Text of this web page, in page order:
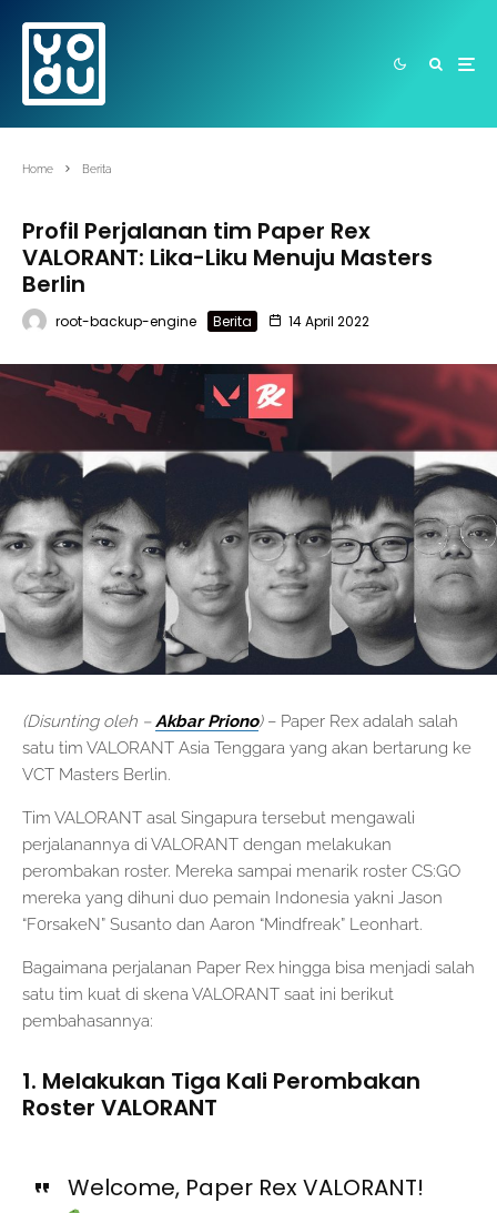
Home Berita
Profil Perjalanan tim Paper Rex
VALORANT: Lika-Liku Menuju Masters
Berlin
root-backup-engine Berita 14 April 2022
(Disunting oleh –Akbar Priono)– Paper Rex adalah salah
satu tim VALORANT Asia Tenggara yang akan bertarung ke
VCT Masters Berlin.
Tim VALORANT asal Singapura tersebut mengawali
perjalanannya di VALORANT dengan melakukan
perombakan roster. Mereka sampai menarik roster CS:GO
mereka yang dihuni duo pemain Indonesia yakni Jason
“F0rsakeN” Susanto dan Aaron “Mindfreak” Leonhart.
Bagaimana perjalanan Paper Rex hingga bisa menjadi salah
satu tim kuat di skena VALORANT saat ini berikut
pembahasannya:
1. Melakukan Tiga Kali Perombakan
Roster VALORANT
Welcome, Paper Rex VALORANT!